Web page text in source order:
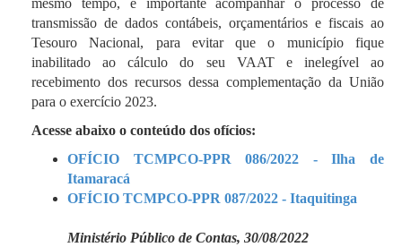
mesmo tempo, é importante acompanhar o processo de
transmissão de dados contábeis, orçamentários e fiscais ao
Tesouro Nacional, para evitar que o município fique
inabilitado ao cálculo do seu VAAT e inelegível ao
recebimento dos recursos dessa complementação da União
para o exercício 2023.
Acesse abaixo o conteúdo dos ofícios:
OFÍCIO TCMPCO-PPR 086/2022 - Ilha de
Itamaracá
OFÍCIO TCMPCO-PPR 087/2022 - Itaquitinga
Ministério Público de Contas, 30/08/2022